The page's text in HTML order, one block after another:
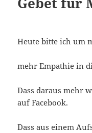
Heute bitte ich um
mehr Empathie in
Dass daraus mehr
auf Facebook.
Dass aus einem